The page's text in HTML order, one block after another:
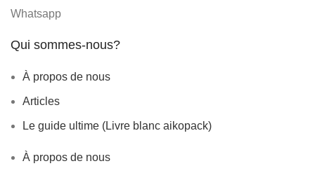
Whatsapp
Qui sommes-nous?
À propos de nous
Articles
Le guide ultime (Livre blanc aikopack)
À propos de nous